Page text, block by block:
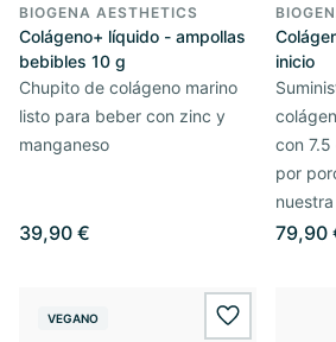
BIOGENA AESTHETICS
Colágeno+ líquido - ampollas
bebibles 10 g
Chupito de colágeno marino
listo para beber con zinc y
manganeso
39,90 €
inicio
con
por
79,90
VEGANO wishlist.add